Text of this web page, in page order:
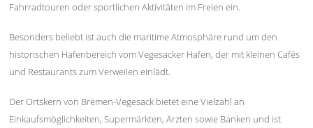
Fahrradtouren oder sportlichen Aktivitäten im Freien ein.
Besonders beliebt ist auch die maritime Atmosphäre rund um den
historischen Hafenbereich vom Vegesacker Hafen, der mit kleinen Cafés
und Restaurants zum Verweilen einlädt.
Der Ortskern von Bremen-Vegesack bietet eine Vielzahl an
Einkaufsmöglichkeiten, Supermärkten, Ärzten sowie Banken und ist